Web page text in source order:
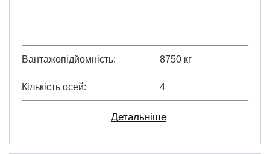
Вантажопідйомність 8750 кг
Кількість осей 4
Детальніше